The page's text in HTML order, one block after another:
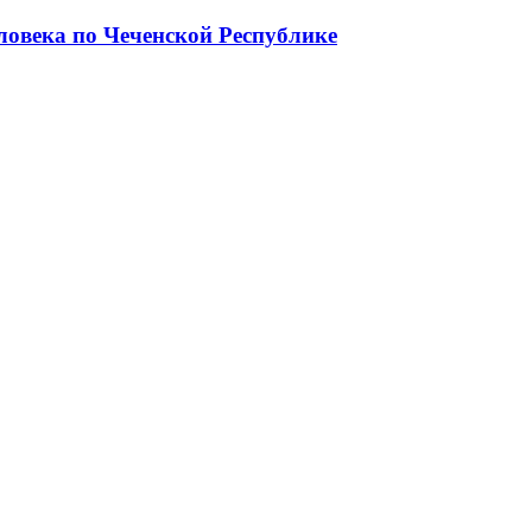
по Чеченской Республике